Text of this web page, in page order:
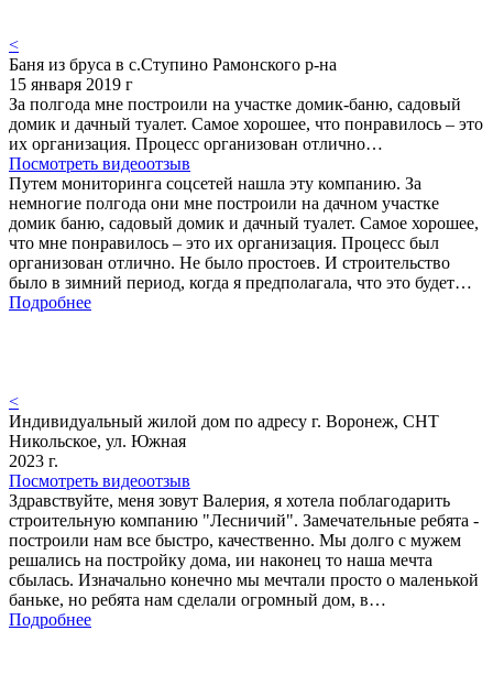
<
Баня из бруса в с.Ступино Рамонского р-на
15 января 2019 г
За полгода мне построили на участке домик-баню, садовый
домик и дачный туалет. Самое хорошее, что понравилось – это
их организация. Процесс организован отлично…
Посмотреть видеоотзыв
Путем мониторинга соцсетей нашла эту компанию. За
немногие полгода они мне построили на дачном участке
домик баню, садовый домик и дачный туалет. Самое хорошее,
что мне понравилось – это их организация. Процесс был
организован отлично. Не было простоев. И строительство
было в зимний период, когда я предполагала, что это будет…
Подробнее
<
Индивидуальный жилой дом по адресу г. Воронеж, СНТ
Никольское, ул. Южная
2023 г.
Посмотреть видеоотзыв
Здравствуйте, меня зовут Валерия, я хотела поблагодарить
строительную компанию "Лесничий". Замечательные ребята -
построили нам все быстро, качественно. Мы долго с мужем
решались на постройку дома, ии наконец то наша мечта
сбылась. Изначально конечно мы мечтали просто о маленькой
баньке, но ребята нам сделали огромный дом, в…
Подробнее